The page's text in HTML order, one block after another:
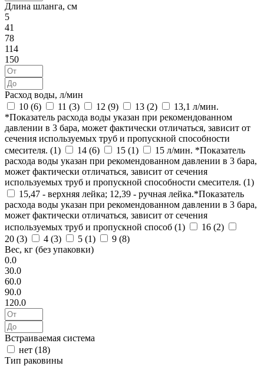
Длина шланга, см
5
41
78
114
150
Расход воды, л/мин
10 (6) 11 (3) 12 (9) 13 (2)
13,1 л/мин.
*Показатель расхода воды указан при рекомендованном
давлении в 3 бара, может фактически отличаться, зависит от
сечения используемых труб и пропускной способности
смесителя. (1) 14 (6) 15 (1)
15 л/мин. *Показатель
расхода воды указан при рекомендованном давлении в 3 бара,
может фактически отличаться, зависит от сечения
используемых труб и пропускной способности смесителя. (1)
15,47 - верхняя лейка; 12,39 - ручная лейка.*Показатель
расхода воды указан при рекомендованном давлении в 3 бара,
может фактически отличаться, зависит от сечения
используемых труб и пропускной способ (1) 16 (2)
20 (3) 4 (3) 5 (1) 9 (8)
Вес, кг (без упаковки)
0.0
30.0
60.0
90.0
120.0
Встраиваемая система
нет (18)
Тип раковины